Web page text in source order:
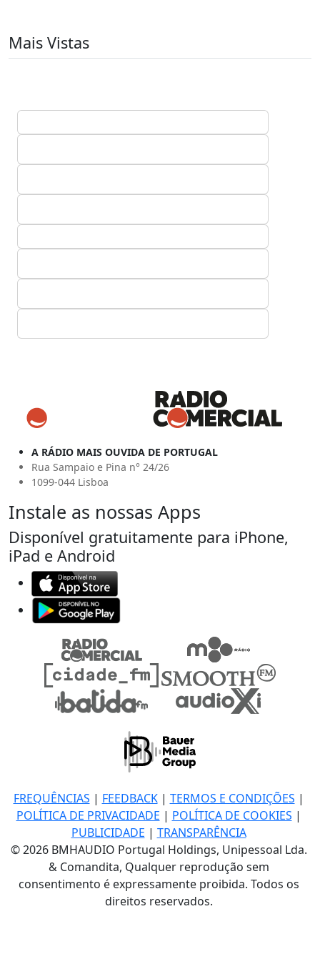
Mais Vistas
A RÁDIO MAIS OUVIDA DE PORTUGAL
Rua Sampaio e Pina n° 24/26
1099-044 Lisboa
Instale as nossas Apps
Disponível gratuitamente para iPhone,
iPad e Android
FREQUÊNCIAS | FEEDBACK| TERMOS E CONDIÇÕES |
POLÍTICA DE PRIVACIDADE | POLÍTICA DE COOKIES |
PUBLICIDADE | TRANSPARÊNCIA
© 2026 BMHAUDIO Portugal Holdings, Unipessoal Lda.
& Comandita, Qualquer reprodução sem
consentimento é expressamente proibida. Todos os
direitos reservados.